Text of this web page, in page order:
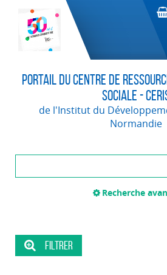
Portail du Centre de
Sociale -
de l'Institut du
Normandie
Recherche